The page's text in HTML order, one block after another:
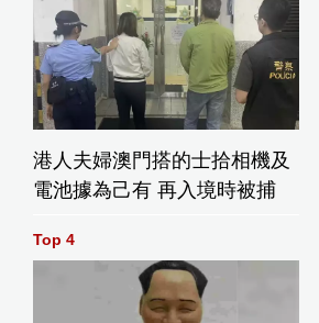
港人夫婦澳門搭的士拾相機及
電池據為己有 再入境時被捕
Top 4